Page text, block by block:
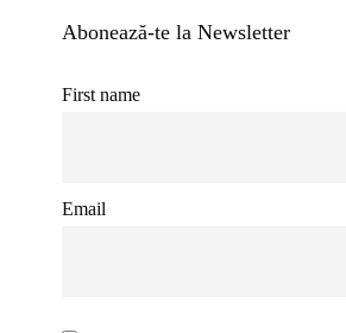
Abonează-te la Newsletter
First name
Email